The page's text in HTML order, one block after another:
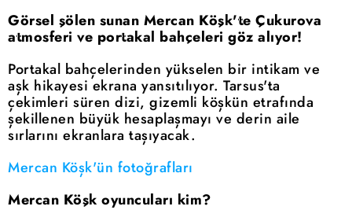
Görsel şölen sunan Mercan Köşk'te Çukurova
atmosferi ve portakal bahçeleri göz alıyor!
Portakal bahçelerinden yükselen bir intikam ve
aşk hikayesi ekrana yansıtılıyor. Tarsus'ta
çekimleri süren dizi, gizemli köşkün etrafında
şekillenen büyük hesaplaşmayı ve derin aile
sırlarını ekranlara taşıyacak.
Mercan Köşk'ün fotoğrafları
Mercan Köşk oyuncuları kim?